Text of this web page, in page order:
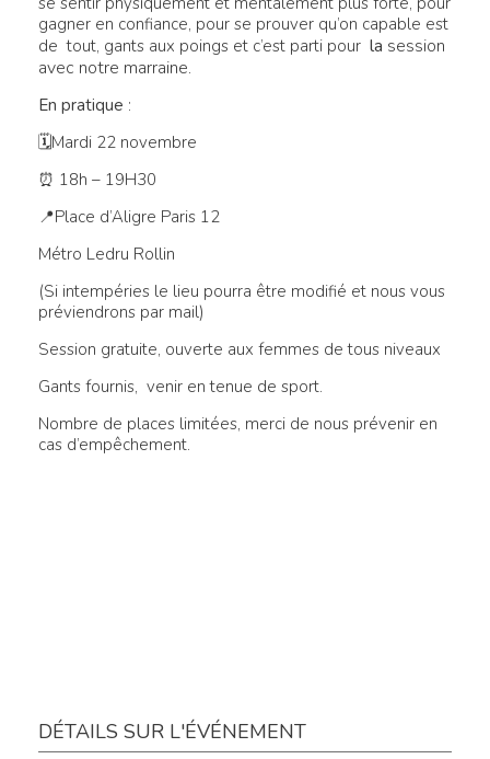
gagner en confiance, pour se prouver qu’on capable est
de tout, gants aux poings et c’est parti pour la session
avec notre marraine.
En pratique :
🗓Mardi 22 novembre
⏰ 18h – 19H30
📍Place d’Aligre Paris 12
Métro Ledru Rollin
(Si intempéries le lieu pourra être modifié et nous vous
préviendrons par mail)
Session gratuite, ouverte aux femmes de tous niveaux
Gants fournis, venir en tenue de sport.
Nombre de places limitées, merci de nous prévenir en
cas d’empêchement.
DÉTAILS SUR L'ÉVÉNEMENT